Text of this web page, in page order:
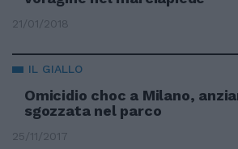
21/01/2018
IL GIALLO
Omicidio choc a Milano,
sgozzata nel parco
25/11/2017